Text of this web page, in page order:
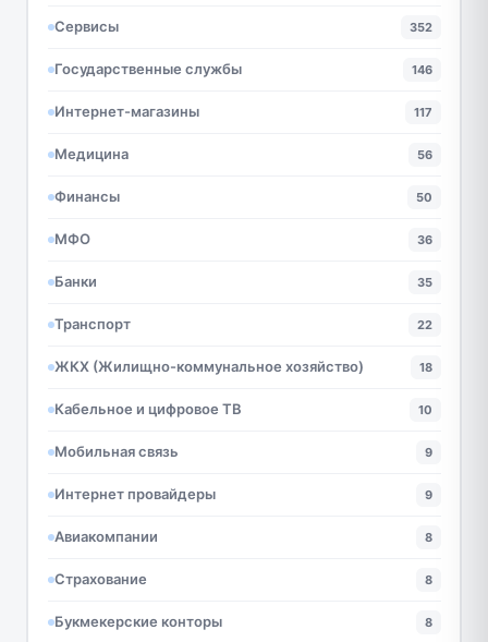
Сервисы 352
Государственные службы 146
Интернет-магазины 117
Медицина 56
Финансы 50
МФО 36
Банки 35
Транспорт 22
ЖКХ (Жилищно-коммунальное хозяйство) 18
Кабельное и цифровое ТВ 10
Мобильная связь 9
Интернет провайдеры 9
Авиакомпании 8
Страхование 8
Букмекерские конторы 8